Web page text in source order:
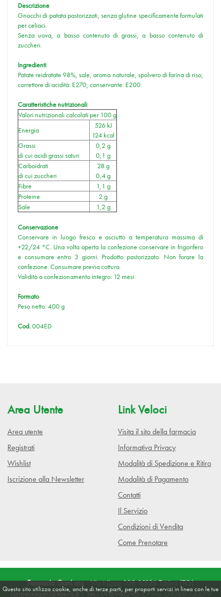
Questo sito utilizza cookie, anche di terze parti, per proporti servizi in linea con le tue
Descrizione
Gnocchi di patata pastorizzati, senza glutine specificamente formulati
per celiaci.
Senza uova, a basso contenuto di grassi, a basso contenuto di
zuccheri.
Ingredienti
Patate reidratate 98%, sale, aroma naturale, spolvero di farina di riso;
correttore di acidità: E270; conservante: E200.
Caratteristiche nutrizionali
Valori nutrizionali calcolati per 100 g
Energia
526 kJ
124 kcal
Grassi
di cui acidi grassi saturi
0,2 g
0,1 g
Carboidrati
di cui zuccheri
28 g
0,4 g
Fibre
1,1 g
Proteine
2 g
Sale
1,2 g
Conservazione
Conservare in luogo fresco e asciutto a temperatura massima di
+22/24 °C. Una volta aperta la confezione conservare in frigorifero
e consumare entro 3 giorni. Prodotto pastorizzato. Non forare la
confezione. Consumare previa cottura.
Validità a confezionamento integro: 12 mesi.
Formato
Peso netto: 400 g
Cod.004ED
Area Utente
Area utente
Registrati
Wishlist
Iscrizione alla Newsletter
Link Veloci
Visita il sito della farmacia
Informativa Privacy
Modalità di Spedizione e Ritiro
Modalità di Pagamento
Contatti
Il Servizio
Condizioni di Vendita
Come Prenotare
Farmacia Gani snc- Via Nizza 108 10126 Torino (TO)
farmaciagani@libero.it|Tel.: 0116961596| P.Iva: 09368300019